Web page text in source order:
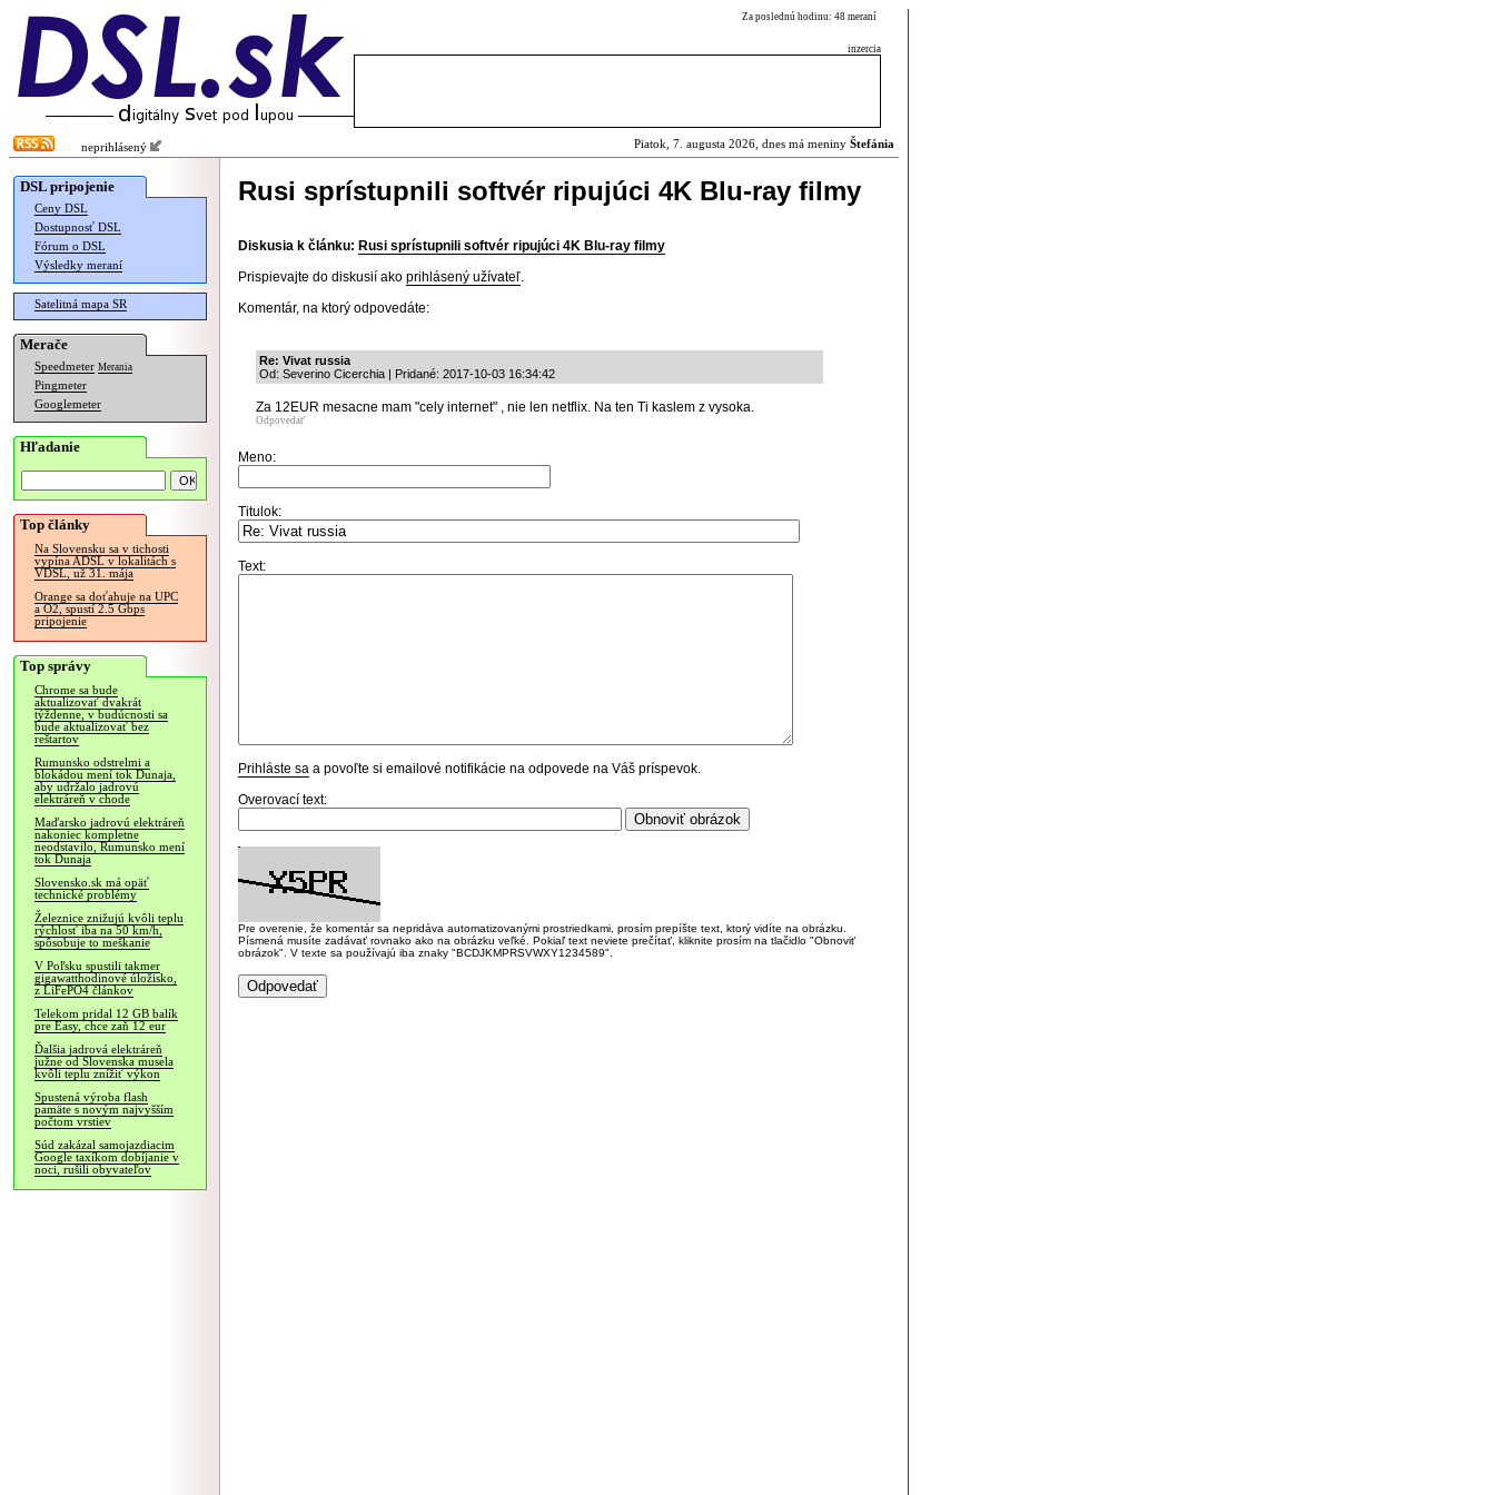
Za poslednú hodinu: 48 meraní
inzercia
neprihlásený Piatok, 7. augusta 2026, dnes má meniny Štefánia
DSL pripojenie
Ceny DSL
Dostupnosť DSL
Fórum o DSL
Výsledky meraní
Satelitná mapa SR
Merače
Speedmeter Merania
Pingmeter
Googlemeter
Hľadanie
Top články
Na Slovensku sa v tichosti
vypína ADSL v lokalitách s
VDSL, už 31. mája
Orange sa doťahuje na UPC
a O2, spustí 2.5 Gbps
pripojenie
Top správy
Chrome sa bude
aktualizovať dvakrát
týždenne, v budúcnosti sa
bude aktualizovať bez
reštartov
Rumunsko odstrelmi a
blokádou mení tok Dunaja,
aby udržalo jadrovú
elektráreň v chode
Maďarsko jadrovú elektráreň
nakoniec kompletne
neodstavilo, Rumunsko mení
tok Dunaja
Slovensko.sk má opäť
technické problémy
Železnice znižujú kvôli teplu
rýchlosť iba na 50 km/h,
spôsobuje to meškanie
V Poľsku spustili takmer
gigawatthodinové úložisko,
z LiFePO4 článkov
Telekom pridal 12 GB balík
pre Easy, chce zaň 12 eur
Ďalšia jadrová elektráreň
južne od Slovenska musela
kvôli teplu znížiť výkon
Spustená výroba flash
pamäte s novým najvyšším
počtom vrstiev
Súd zakázal samojazdiacim
Google taxíkom dobíjanie v
noci, rušili obyvateľov
Rusi sprístupnili softvér ripujúci 4K Blu-ray filmy
Diskusia k článku: Rusi sprístupnili softvér ripujúci 4K Blu-ray filmy
Prispievajte do diskusií ako prihlásený užívateľ.
Komentár, na ktorý odpovedáte:
Re: Vivat russia
Od: Severino Cicerchia | Pridané: 2017-10-03 16:34:42
Za 12EUR mesacne mam "cely internet" , nie len netflix. Na ten Ti kaslem z vysoka.
Odpovedať
Meno:
Titulok:
Text:
Prihláste sa a povoľte si emailové notifikácie na odpovede na Váš príspevok.
Overovací text:
Pre overenie, že komentár sa nepridáva automatizovanými prostriedkami, prosím prepíšte text, ktorý vidíte na obrázku.
Písmená musíte zadávať rovnako ako na obrázku veľké. Pokiaľ text neviete prečítať, kliknite prosím na tlačidlo "Obnoviť
obrázok". V texte sa používajú iba znaky "BCDJKMPRSVWXY1234589".